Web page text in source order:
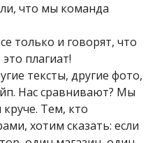
что мы команда
только и говорят, что
плагиат!
тексты, другие фото,
Нас сравнивают? Мы
Тем, кто
хотим сказать: если